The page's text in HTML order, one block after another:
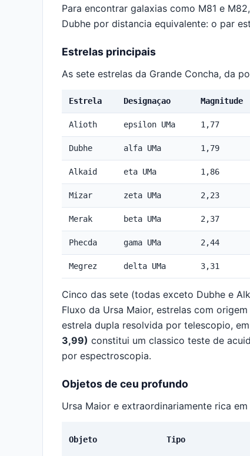
Para encontrar galaxias como M81 e
Dubhe por distancia equivalente: o par
Estrelas principais
As sete estrelas da Grande Concha, da
Estrela Designaçao Magnitude
Alioth epsilon UMa 1,77
Dubhe alfa UMa 1,79
Alkaid eta UMa 1,86
Mizar zeta UMa 2,23
Merak beta UMa 2,37
Phecda gama UMa 2,44
Megrez delta UMa 3,31
Cinco das sete (todas exceto Dubhe e
Fluxo da Ursa Maior, estrelas com
estrela dupla resolvida por telescopio,
3,99) constitui um classico teste de
por espectroscopia.
Objetos de ceu profundo
Ursa Maior e extraordinariamente rica
Objeto Tipo